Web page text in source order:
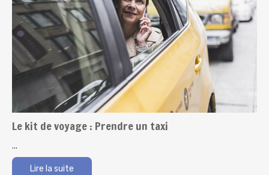
Le kit de voyage : Prendre un taxi
...
Lire la suite